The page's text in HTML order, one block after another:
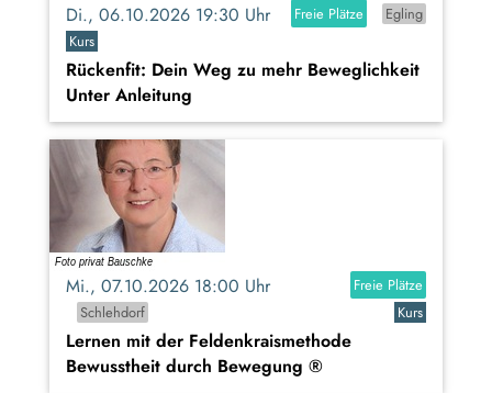
Di., 06.10.2026 19:30 Uhr Freie Plätze
Egling
Kurs
Rückenfit: Dein Weg zu mehr Beweglichkeit
Unter Anleitung
Mi., 07.10.2026 18:00 Uhr
Freie Plätze
Schlehdorf
Kurs
Lernen mit der Feldenkraismethode
Bewusstheit durch Bewegung ®